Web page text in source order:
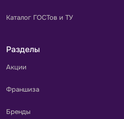
Каталог ГОСТов и ТУ
Разделы
Акции
Франшиза
Бренды